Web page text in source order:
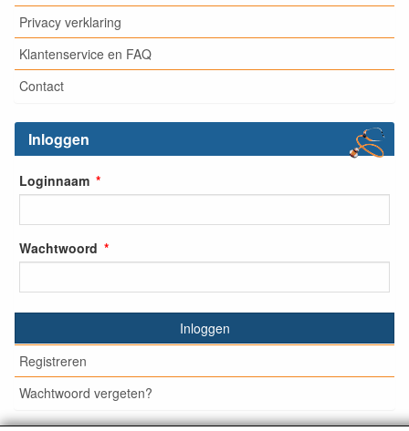
Privacy verklaring
Klantenservice en FAQ
Contact
Inloggen
Loginnaam
Wachtwoord
Inloggen
Registreren
Wachtwoord vergeten?